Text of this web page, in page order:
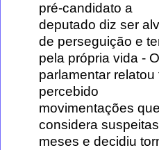
pré-candidato a
deputado diz ser
de perseguição e
pela própria vida - O
parlamentar relatou
percebido
movimentações que
considera
meses e decidiu